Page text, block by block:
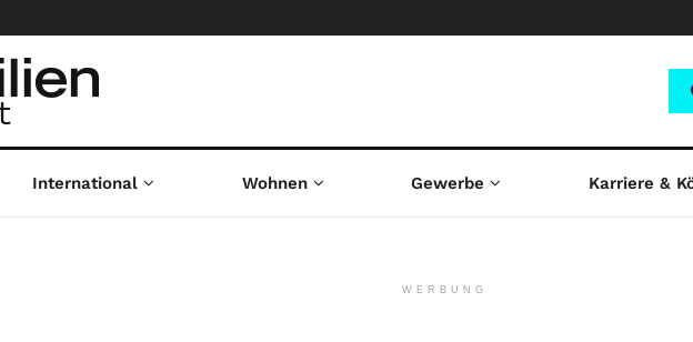
International Wohnen Gewerbe Karriere &
WERBUNG